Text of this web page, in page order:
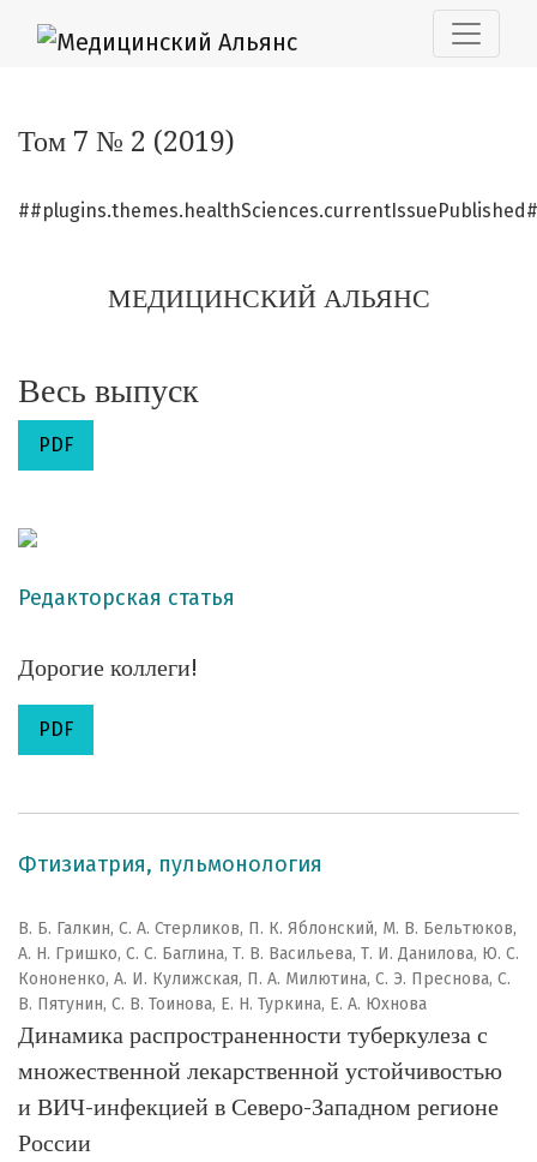
Том 7 № 2 (2019)
МЕДИЦИНСКИЙ АЛЬЯНС
Весь выпуск
PDF
Редакторская статья
Дорогие коллеги!
PDF
Фтизиатрия, пульмонология
В. Б. Галкин, С. А. Стерликов, П. К. Яблонский, М. В. Бельтюков,
А. Н. Гришко, С. С. Баглина, Т. В. Васильева, Т. И. Данилова, Ю. С.
Кононенко, А. И. Кулижская, П. А. Милютина, С. Э. Преснова, С.
В. Пятунин, С. В. Тоинова, Е. Н. Туркина, Е. А. Юхнова
Динамика распространенности туберкулеза с
множественной лекарственной устойчивостью
и ВИЧ-инфекцией в Северо-Западном регионе
России